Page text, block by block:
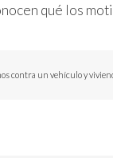
qué los
contra un vehículo y